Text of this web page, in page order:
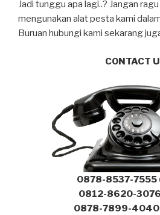
Jadi tunggu apa lagi..? Jangan
mengunakan alat pesta kami
Buruan hubungi kami sekarang
CONTACT
0878-8537-7555
0812-8620-3076
0878-7899-4040